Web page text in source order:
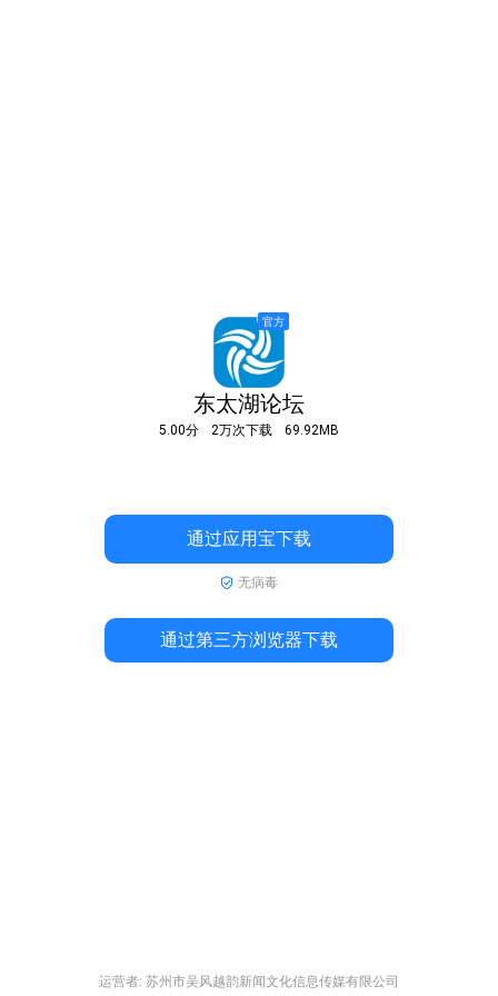
东太湖论坛
5.00分 2万次下载 69.92MB
通过应用宝下载
无病毒
通过第三方浏览器下载
运营者: 苏州市吴风越韵新闻文化信息传媒有限公司